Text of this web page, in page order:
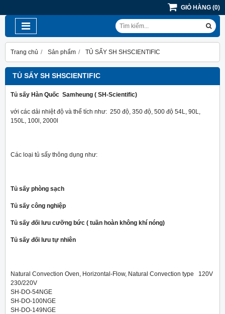
GIỎ HÀNG (0)
Trang chủ Sản phẩm TỦ SẤY SH SHSCIENTIFIC
TỦ SẤY SH SHSCIENTIFIC
Tủ sấy Hàn Quốc Samheung ( SH-Scientific)
với các dải nhiệt độ và thể tích như: 250 độ, 350 độ, 500 độ 54L, 90L,
150L, 100l, 2000l
Các loại tủ sấy thông dụng như:
Tủ sấy phòng sạch
Tủ sấy công nghiệp
Tủ sấy đối lưu cưỡng bức ( tuần hoàn không khí nóng)
Tủ sấy đối lưu tự nhiên
Natural Convection Oven, Horizontal-Flow, Natural Convection type 120V
230/220V
SH-DO-54NGE
SH-DO-100NGE
SH-DO-149NGE